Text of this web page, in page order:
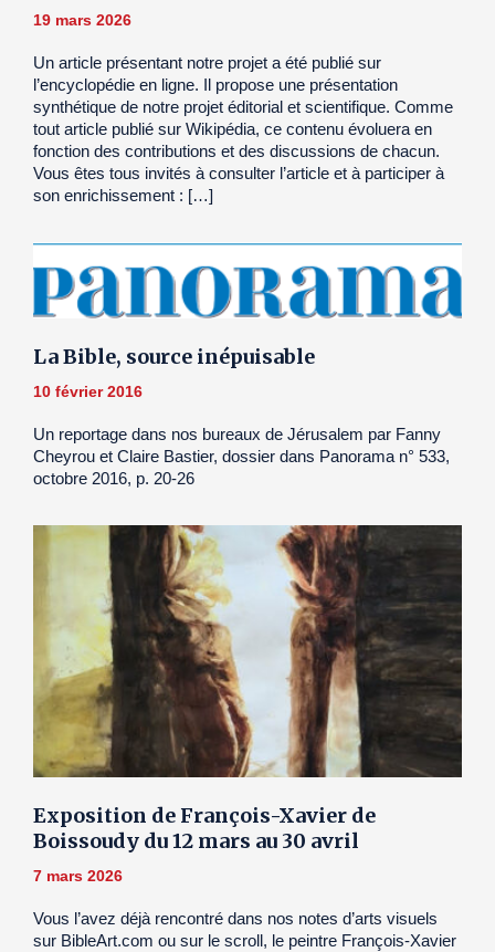
19 mars 2026
Un article présentant notre projet a été publié sur
l’encyclopédie en ligne. Il propose une présentation
synthétique de notre projet éditorial et scientifique. Comme
tout article publié sur Wikipédia, ce contenu évoluera en
fonction des contributions et des discussions de chacun.
Vous êtes tous invités à consulter l’article et à participer à
son enrichissement : […]
La Bible, source inépuisable
10 février 2016
Un reportage dans nos bureaux de Jérusalem par Fanny
Cheyrou et Claire Bastier, dossier dans Panorama n° 533,
octobre 2016, p. 20-26
Exposition de François-Xavier de
Boissoudy du 12 mars au 30 avril
7 mars 2026
Vous l’avez déjà rencontré dans nos notes d’arts visuels
sur BibleArt.com ou sur le scroll, le peintre François-Xavier